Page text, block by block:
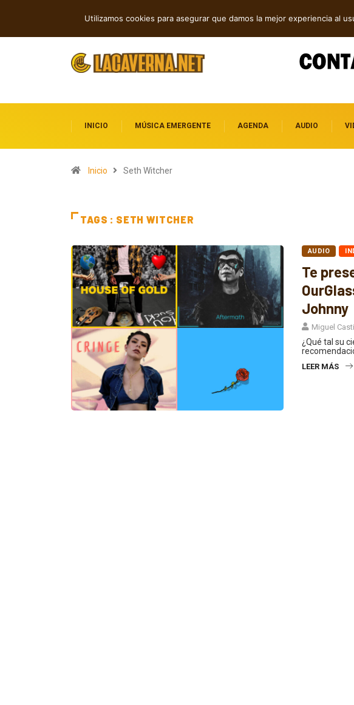
INICIO MÚSICA EMERGENTE AGENDA AUDIO
Inicio Seth Witcher
TAGS : SETH WITCHER
AUDIO
Te
Johnny
Miguel
¿Qué tal su
LEER MÁS
Utilizamos cookies para asegurar que damos la mejor experiencia al